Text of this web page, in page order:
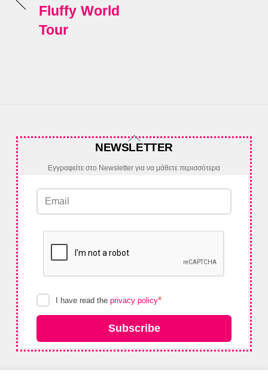
Fluffy World
Tour
Back
To
NEWSLETTER
Εγγραφείτε στο Newsletter για να μάθετε περισσότερα
I have read theprivacy policy*
Subscribe